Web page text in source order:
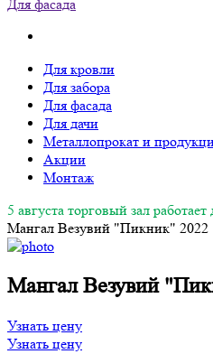
Для фасада
Для кровли
Для забора
Для фасада
Для дачи
Металлопрокат и
Акции
Монтаж
5 августа торговый зал работает
Мангал Везувий "Пикник" 2022
Мангал Везувий
Узнать цену
Узнать цену